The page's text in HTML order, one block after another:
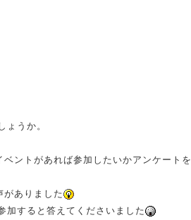
ょうか。
ントがあれば参加したいかアンケートを
がありました
加すると答えてくださいました